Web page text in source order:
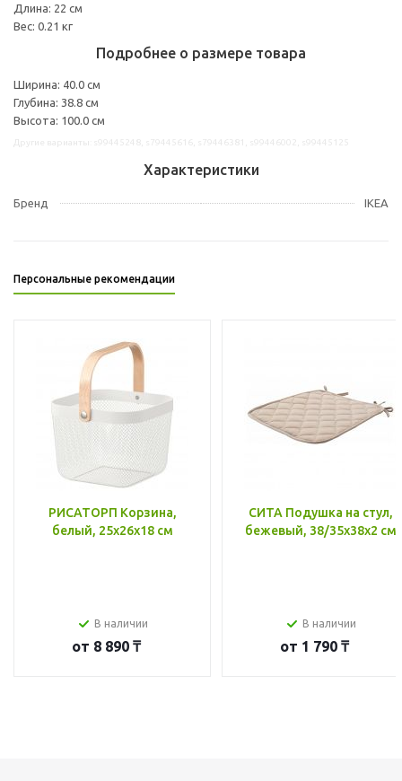
Длина: 22 см
Вес: 0.21 кг
Подробнее о размере товара
Ширина: 40.0 см
Глубина: 38.8 см
Высота: 100.0 см
Характеристики
Бренд IKEA
Персональные рекомендации
РИСАТОРП Корзина,
белый, 25x26x18 см
В наличии
от 8 890 ₸
СИТА Подушка на стул,
бежевый, 38/35x38x2 см
В наличии
от 1 790 ₸